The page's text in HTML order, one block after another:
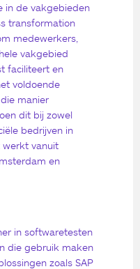
in de vakgebieden
transformation
medewerkers,
vakgebied
faciliteert en
voldoende
manier
dit bij zowel
bedrijven in
werkt vanuit
en
in softwaretesten
die gebruik maken
zoals SAP